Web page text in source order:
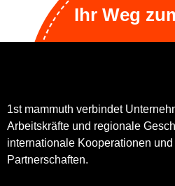
Ihr Weg
1st mammuth verbindet
Arbeitskräfte und regionale
internationale Kooperationen
Partnerschaften.